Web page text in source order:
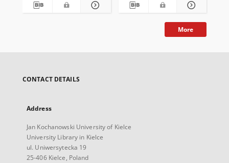
More
CONTACT DETAILS
Address
Jan Kochanowski University of Kielce
University Library in Kielce
ul. Uniwersytecka 19
25-406 Kielce, Poland